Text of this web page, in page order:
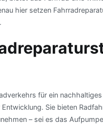
hier setzen
für ein
Sie bieten
– sei es das